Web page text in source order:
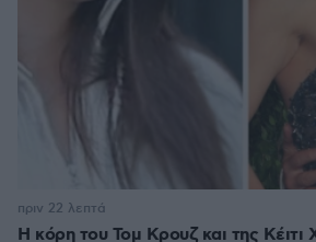
Η κόρη του Τομ Κρουζ και της Κέιτι
πριν 22 λεπτά